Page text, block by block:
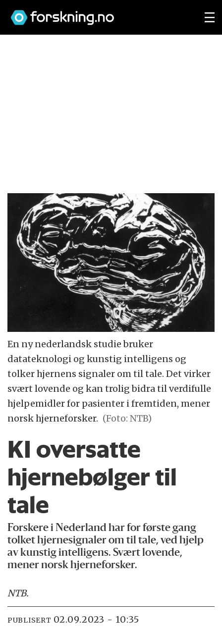
En ny nederlandsk studie bruker
datateknologi og kunstig intelligens og
tolker hjernens signaler om til tale. Det virker
svært lovende og kan trolig bidra til verdifulle
hjelpemidler for pasienter i fremtiden, mener
norsk hjerneforsker. (Foto: NTB)
KI oversatte
hjernebølger til
tale
Forskere i Nederland har for første gang
tolket hjernesignaler om til tale, ved hjelp
av kunstig intelligens. Svært lovende,
mener norsk hjerneforsker.
NTB.
PUBLISERT 02.09.2023 - 10:35